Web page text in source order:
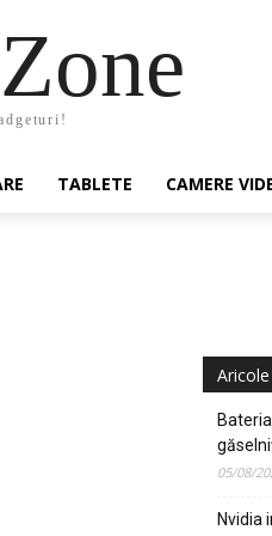
TABLETE CAMERE
05/08/
Nvidia